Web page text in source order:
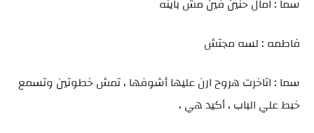
سما : امال حنين فين مش باينه
فاطمه : لسه مجتش
سما : اتاخرت هروح ارن عليها أشوفها ، تمش خطوتين وتسمع
خبط علي الباب ، أكيد هي ،